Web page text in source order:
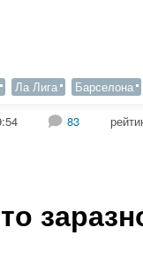
Ла Лига Барселона
83